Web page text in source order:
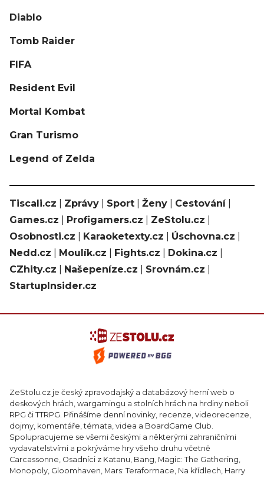
Diablo
Tomb Raider
FIFA
Resident Evil
Mortal Kombat
Gran Turismo
Legend of Zelda
Tiscali.cz Zprávy Sport Ženy Cestování|
Games.cz
Profigamers.cz ZeStolu.cz
Osobnosti.cz
Karaoketexty.cz Úschovna.cz
Nedd.cz
Moulík.cz Fights.cz Dokina.cz
CZhity.cz
Našepeníze.cz Srovnám.cz
StartupInsider.cz
ZeStolu.cz je český zpravodajský a databázový herní web o
deskových hrách, wargamingu a stolních hrách na hrdiny neboli
RPG či TTRPG. Přinášíme denní novinky, recenze, videorecenze,
dojmy, komentáře, témata, videa a BoardGame Club.
Spolupracujeme se všemi českými a některými zahraničními
vydavatelstvími a pokrýváme hry všeho druhu včetně
Carcassonne, Osadníci z Katanu, Bang, Magic: The Gathering,
Monopoly, Gloomhaven, Mars: Teraformace, Na křídlech, Harry